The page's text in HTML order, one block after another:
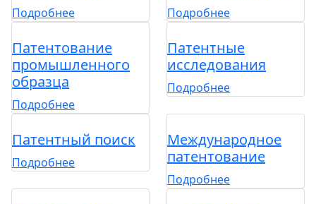
Подробнее Подробнее
Патентование
промышленного
образца
Подробнее
Патентные
исследования
Подробнее
Патентный поиск
Подробнее
Международное
патентование
Подробнее